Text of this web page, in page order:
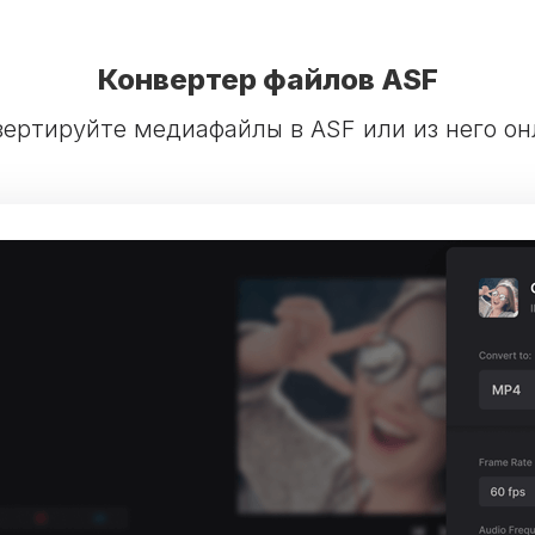
Конвертер файлов ASF
медиафайлы в ASF или из него